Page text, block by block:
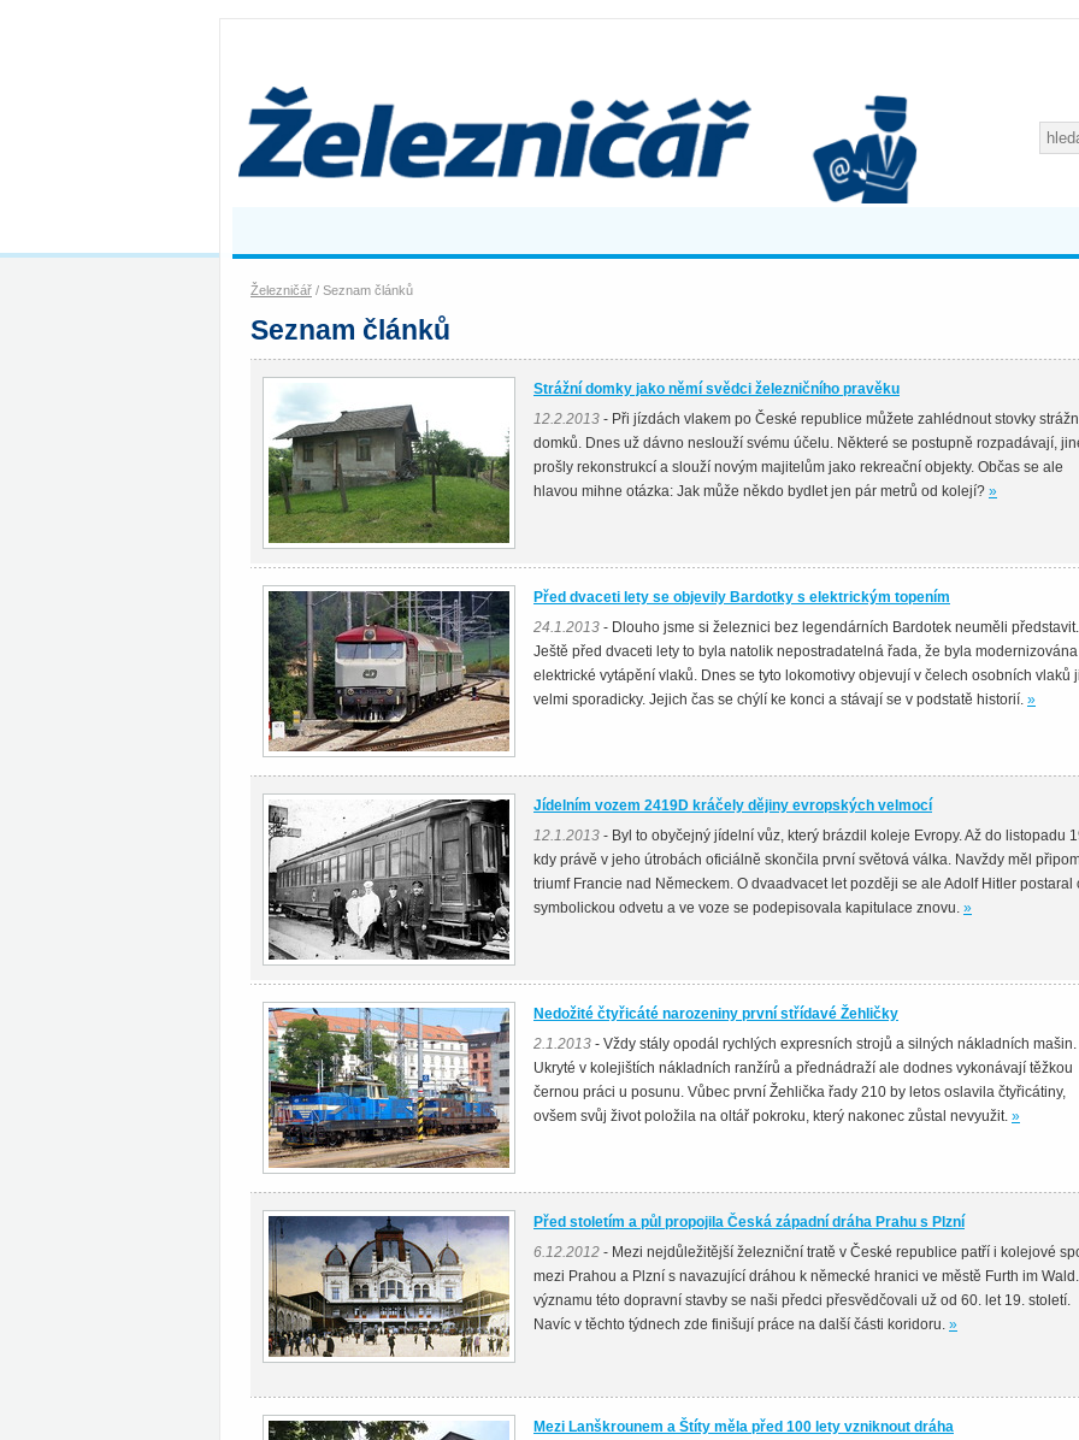
Železničář / Seznam článků
Seznam článků
Strážní domky jako němí svědci železničního pravěku
12.2.2013 - Při jízdách vlakem po České republice můžete zahlédnout stovky
domků. Dnes už dávno neslouží svému účelu. Některé se postupně rozpadávají,
prošly rekonstrukcí a slouží novým majitelům jako rekreační objekty. Občas se ale
hlavou mihne otázka: Jak může někdo bydlet jen pár metrů od kolejí? »
Před dvaceti lety se objevily Bardotky s elektrickým topením
24.1.2013 - Dlouho jsme si železnici bez legendárních Bardotek neuměli představit.
Ještě před dvaceti lety to byla natolik nepostradatelná řada, že byla
elektrické vytápění vlaků. Dnes se tyto lokomotivy objevují v čelech osobních vlaků
velmi sporadicky. Jejich čas se chýlí ke konci a stávají se v podstatě historií. »
Jídelním vozem 2419D kráčely dějiny evropských velmocí
12.1.2013 - Byl to obyčejný jídelní vůz, který brázdil koleje Evropy. Až do listopadu
kdy právě v jeho útrobách oficiálně skončila první světová válka. Navždy měl
triumf Francie nad Německem. O dvaadvacet let později se ale Adolf Hitler postaral
symbolickou odvetu a ve voze se podepisovala kapitulace znovu. »
Nedožité čtyřicáté narozeniny první střídavé Žehličky
2.1.2013 - Vždy stály opodál rychlých expresních strojů a silných nákladních mašin.
Ukryté v kolejištích nákladních ranžírů a přednádraží ale dodnes vykonávají těžkou
černou práci u posunu. Vůbec první Žehlička řady 210 by letos oslavila čtyřicátiny,
ovšem svůj život položila na oltář pokroku, který nakonec zůstal nevyužit. »
Před stoletím a půl propojila Česká západní dráha Prahu s Plzní
6.12.2012 - Mezi nejdůležitější železniční tratě v České republice patří i kolejové
mezi Prahou a Plzní s navazující dráhou k německé hranici ve městě Furth im
významu této dopravní stavby se naši předci přesvědčovali už od 60. let 19. století.
Navíc v těchto týdnech zde finišují práce na další části koridoru. »
Mezi Lanškrounem a Štíty měla před 100 lety vzniknout dráha